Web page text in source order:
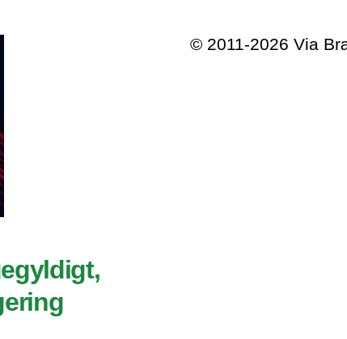
© 2011-2026 Via